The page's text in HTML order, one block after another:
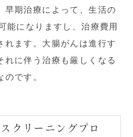
早期治療によって、生活の
能になりますし、治療費用
れます。大腸がんは進行す
れに伴う治療も厳しくなる
です。
クリーニングプロ